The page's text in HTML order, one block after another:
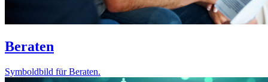
Beraten
Symboldbild für Beraten.